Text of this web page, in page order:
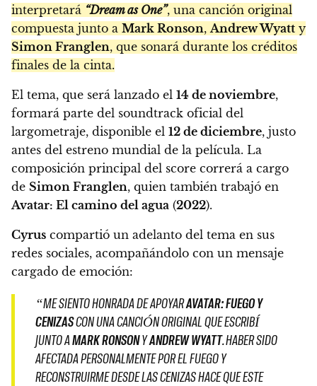
interpretará “Dream as One”, una canción original
compuesta junto a Mark Ronson,Andrew Wyatt y
Simon Franglen, que sonará durante los créditos
finales de la cinta.
El tema, que será lanzado el 14 de noviembre,
formará parte del soundtrack oficial del
largometraje, disponible el 12 de diciembre, justo
antes del estreno mundial de la película. La
composición principal del score correrá a cargo
de Simon Franglen, quien también trabajó en
Avatar: El camino del agua (2022).
Cyrus compartió un adelanto del tema en sus
redes sociales, acompañándolo con un mensaje
cargado de emoción:
“ME SIENTO HONRADA DE APOYARAVATAR: FUEGO Y
CENIZASCON UNA CANCIÓN ORIGINAL QUE ESCRIBÍ
JUNTO AMARK RONSONYANDREW WYATT. HABER SIDO
AFECTADA PERSONALMENTE POR EL FUEGO Y
RECONSTRUIRME DESDE LAS CENIZAS HACE QUE ESTE